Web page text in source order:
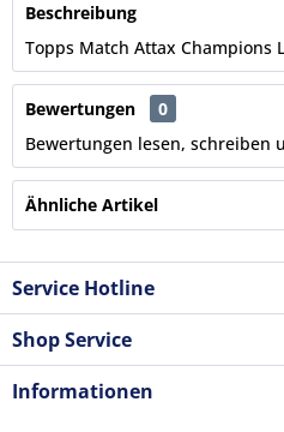
Beschreibung
Topps Match Attax Champions
Bewertungen
0
Bewertungen lesen, schreiben
Ähnliche Artikel
Service Hotline
Shop Service
Informationen